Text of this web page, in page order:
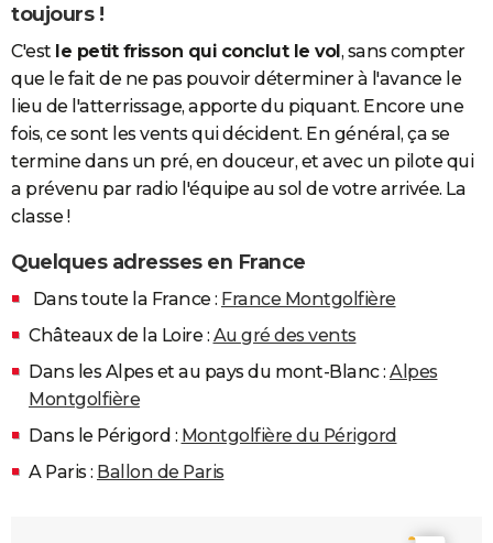
toujours !
C'est le petit frisson qui conclut le vol , sans compter
que le fait de ne pas pouvoir déterminer à l'avance le
lieu de l'atterrissage, apporte du piquant. Encore une
fois, ce sont les vents qui décident. En général, ça se
termine dans un pré, en douceur, et avec un pilote qui
a prévenu par radio l'équipe au sol de votre arrivée. La
classe !
Quelques adresses en France
Dans toute la France : France Montgolfière
Châteaux de la Loire : Au gré des vents
Dans les Alpes et au pays du mont-Blanc : Alpes
Montgolfière
Dans le Périgord : Montgolfière du Périgord
A Paris : Ballon de Paris